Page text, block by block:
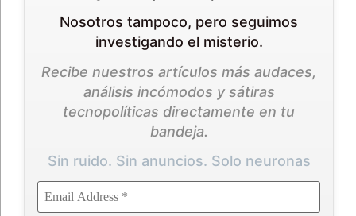
Nosotros tampoco, pero seguimos
investigando el misterio.
Recibe nuestros artículos más audaces,
análisis incómodos y sátiras
tecnopolíticas directamente en tu
bandeja.
Sin ruido. Sin anuncios. Solo neuronas